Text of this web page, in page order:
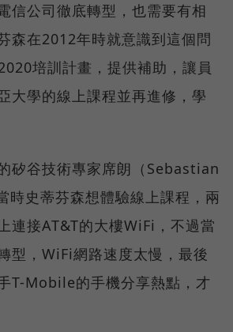
信公司徹底轉型，也需要有相
森在2012年時就意識到這個問
培訓計畫，提供補助，讓員
大學的線上課程並再進修，學
矽谷技術專家席朗（Sebastian
時史蒂芬森想體驗線上課程，兩
連接AT&T的大樓WiFi，不過當
型，WiFi網路速度太慢，最後
T-Mobile的手機分享熱點，才